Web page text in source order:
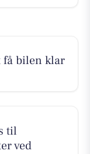
få bilen klar
til
ved